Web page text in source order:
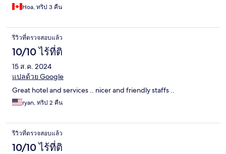
Hoa, ทริป 3 คืน
รีวิวที่ตรวจสอบแล้ว
10/10 ไร้ที่ติ
15 ส.ค. 2024
แปลด้วย Google
Great hotel and services .. nicer and friendly staffs ..
ryan, ทริป 2 คืน
รีวิวที่ตรวจสอบแล้ว
10/10 ไร้ที่ติ